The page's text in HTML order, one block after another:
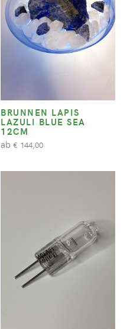
BRUNNEN LAPIS
LAZULI BLUE SEA
12CM
ab € 144,00